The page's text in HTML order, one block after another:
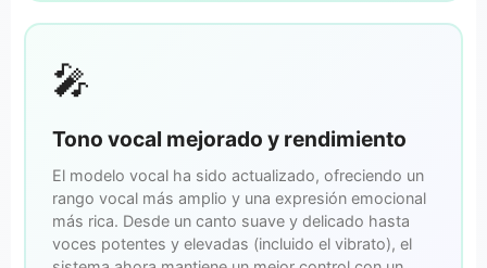
🎤
Tono vocal mejorado y rendimiento
El modelo vocal ha sido actualizado, ofreciendo un
rango vocal más amplio y una expresión emocional
más rica. Desde un canto suave y delicado hasta
voces potentes y elevadas (incluido el vibrato), el